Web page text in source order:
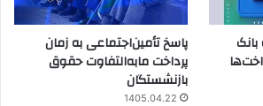
پاسخ تأمین‌اجتماعی به زمان
پرداخت مابه‌التفاوت حقوق
بازنشستگان
1405.04.22